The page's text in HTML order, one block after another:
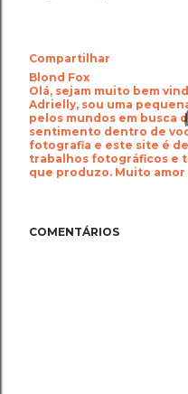
Compartilhar
Blond Fox
Olá, sejam muito bem
Adrielly, sou uma
pelos mundos em busca
sentimento dentro de
fotografia e este site é
trabalhos fotográficos e
que produzo. Muito amor
COMENTÁRIOS